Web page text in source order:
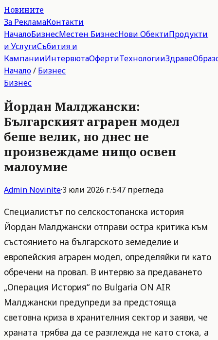
Новините
За РекламаКонтакти
НачалоБизнесМестен БизнесНови ОбектиПродукти
и УслугиСъбития и
КампанииИнтервютаОфертиТехнологииЗдраве
Начало/ Бизнес
Бизнес
Йордан Малджански:
Българският аграрен модел
беше велик, но днес не
произвеждаме нищо освен
малоумие
Admin Novinite·3 юли 2026 г.·547 прегледа
Специалистът по селскостопанска история
Йордан Малджански отправи остра критика към
състоянието на българското земеделие и
европейския аграрен модел, определяйки ги като
обречени на провал. В интервю за предаването
„Операция История“ по Bulgaria ON AIR
Малджански предупреди за предстояща
световна криза в хранителния сектор и заяви, че
храната трябва да се разглежда не като стока, а